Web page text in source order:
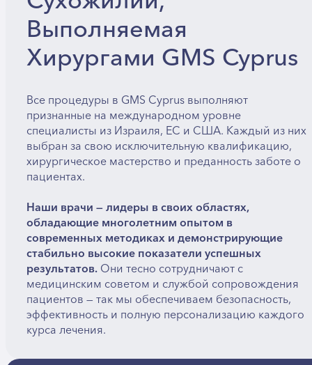
Выполняемая
Хирургами GMS Cyprus
Все процедуры в GMS Cyprus выполняют
признанные на международном уровне
специалисты из Израиля, ЕС и США. Каждый из них
выбран за свою исключительную квалификацию,
хирургическое мастерство и преданность заботе о
пациентах.
Наши врачи — лидеры в своих областях,
обладающие многолетним опытом в
современных методиках и демонстрирующие
стабильно высокие показатели успешных
результатов.Они тесно сотрудничают с
медицинским советом и службой сопровождения
пациентов — так мы обеспечиваем безопасность,
эффективность и полную персонализацию каждого
курса лечения.